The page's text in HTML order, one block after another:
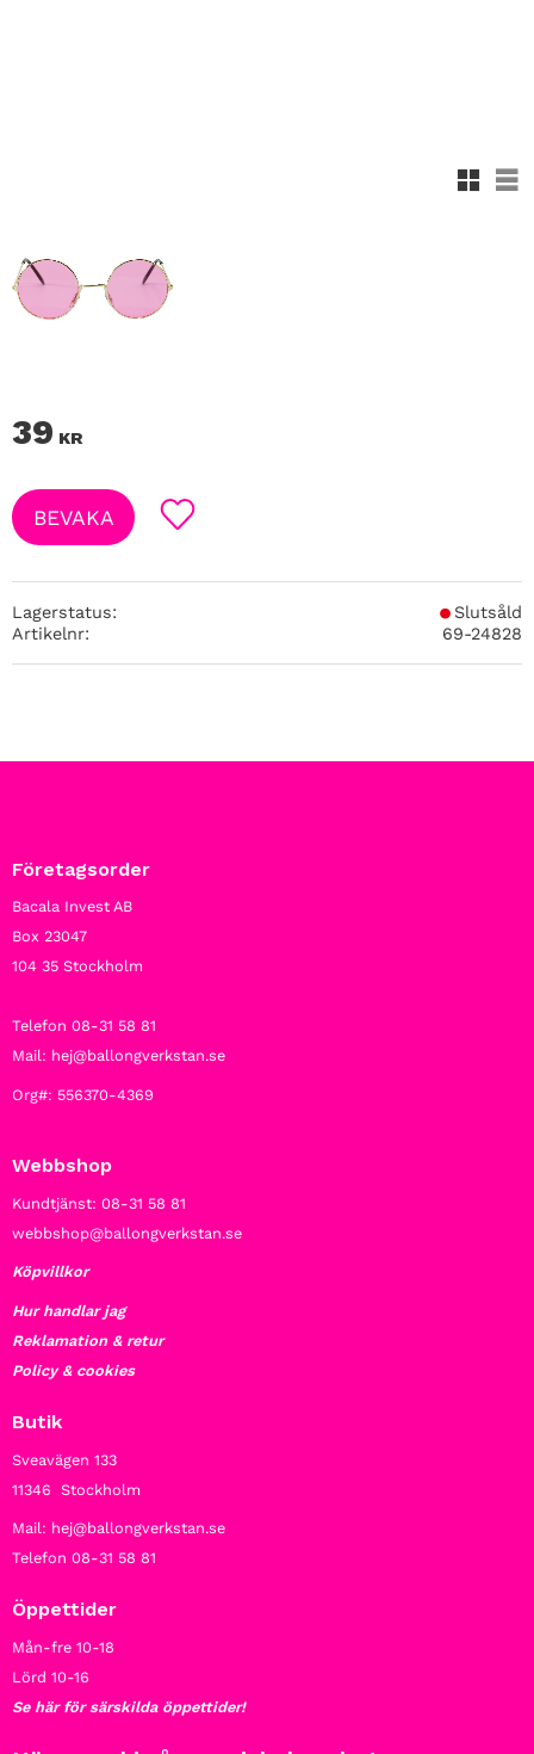
39 KR
Lägg till i favoriter
BEVAKA
Lagerstatus
Slutsåld
Artikelnr
69-24828
Företagsorder
Bacala Invest AB
Box 23047
104 35 Stockholm
Telefon 08-31 58 81
Mail: hej@ballongverkstan.se
Org#: 556370-4369
Webbshop
Kundtjänst: 08-31 58 81
webbshop@ballongverkstan.se
Köpvillkor
Hur handlar jag
Reklamation & retur
Policy & cookies
Butik
Sveavägen 133
11346 Stockholm
Mail: hej@ballongverkstan.se
Telefon 08-31 58 81
Öppettider
Mån-fre 10-18
Lörd 10-16
Se här för särskilda öppettider!